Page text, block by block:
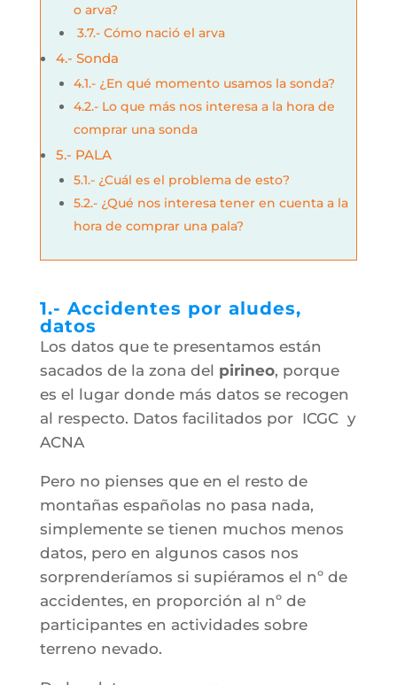
o arva?
3.7.- Cómo nació el arva
4.- Sonda
4.1.- ¿En qué momento usamos la sonda?
4.2.- Lo que más nos interesa a la hora de
comprar una sonda
5.- PALA
5.1.- ¿Cuál es el problema de esto?
5.2.- ¿Qué nos interesa tener en cuenta a la
hora de comprar una pala?
1.- Accidentes por aludes,
datos
Los datos que te presentamos están
sacados de la zona del pirineo, porque
es el lugar donde más datos se recogen
al respecto. Datos facilitados por ICGC y
ACNA
Pero no pienses que en el resto de
montañas españolas no pasa nada,
simplemente se tienen muchos menos
datos, pero en algunos casos nos
sorprenderíamos si supiéramos el nº de
accidentes, en proporción al nº de
participantes en actividades sobre
terreno nevado.